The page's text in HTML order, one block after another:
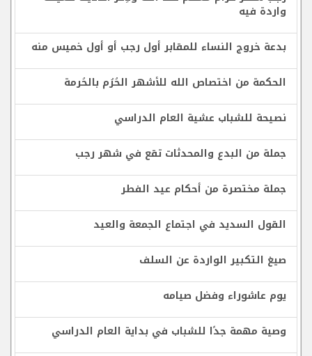
واردة فيه
بدعة خروج النساء للمقابر أول رجب أو أول خميس منه
الحكمة من اختصاص الله للأشهر الحُرُم بالحُرمة
نصيحة للشباب عشية العام الدراسي
جملة من البدع والمحدثات تقع في شهر رجب
جملة مختصرة من أحكام عيد الفطر
القول السديد في اجتماع الجمعة والعيد
صيغ التكبير الواردة عن السلف
يوم عاشوراء وفضل صيامه
وصية مهمة جدًا للشباب في بداية العام الدراسي